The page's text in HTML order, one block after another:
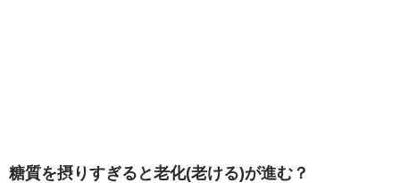
糖質を摂りすぎると老化(老ける)が進む？